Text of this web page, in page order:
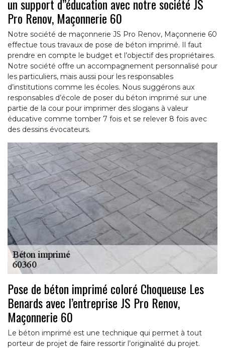
un support d’’éducation avec notre société JS
Pro Renov, Maçonnerie 60
Notre société de maçonnerie JS Pro Renov, Maçonnerie 60
effectue tous travaux de pose de béton imprimé. Il faut
prendre en compte le budget et l’objectif des propriétaires.
Notre société offre un accompagnement personnalisé pour
les particuliers, mais aussi pour les responsables
d’institutions comme les écoles. Nous suggérons aux
responsables d’école de poser du béton imprimé sur une
partie de la cour pour imprimer des slogans à valeur
éducative comme tomber 7 fois et se relever 8 fois avec
des dessins évocateurs.
Pose de béton imprimé coloré Choqueuse Les
Benards avec l’entreprise JS Pro Renov,
Maçonnerie 60
Le béton imprimé est une technique qui permet à tout
porteur de projet de faire ressortir l’originalité du projet.